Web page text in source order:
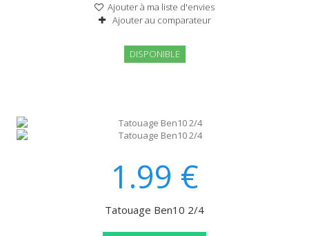
Ajouter à ma liste d'envies
Ajouter au comparateur
DISPONIBLE
1.99 €
Tatouage Ben10 2/4